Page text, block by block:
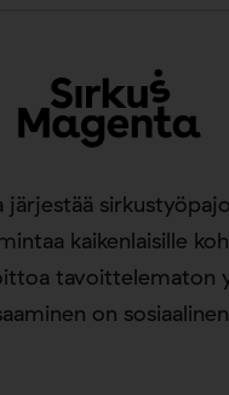
järjestää
kaikenlaisille
tavoittelematon
on